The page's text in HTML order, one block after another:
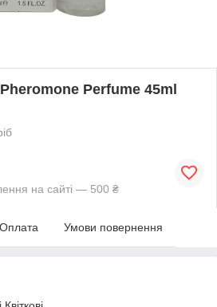
Perfume 45ml
на сайті — 500 ₴
Оплата Умови повернення